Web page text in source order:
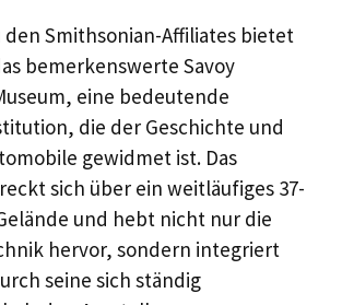
den Smithsonian-Affiliates bietet
bemerkenswerte Savoy
eine bedeutende
die der Geschichte und
gewidmet ist. Das
sich über ein weitläufiges 37-
und hebt nicht nur die
hervor, sondern integriert
seine sich ständig